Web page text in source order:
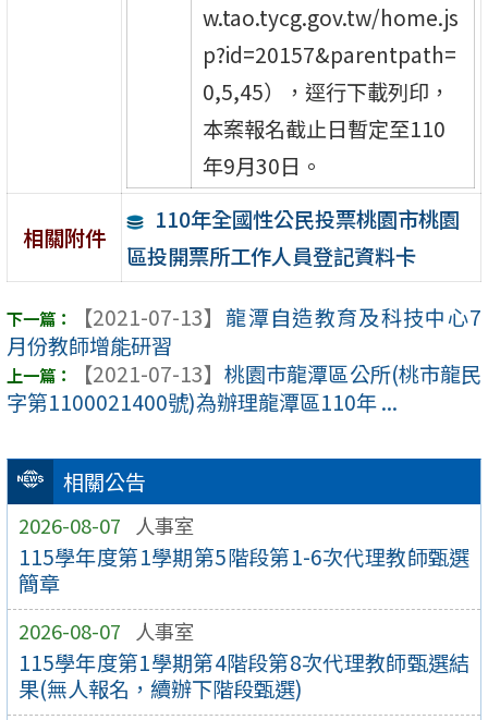
相關公告
2026-08-07 人事室
115學年度第1學期第5階段第1-6次代理教師甄選
簡章
2026-08-07 人事室
115學年度第1學期第4階段第8次代理教師甄選結
果(無人報名，續辦下階段甄選)
w.tao.tycg.gov.tw/home.js
p?id=20157&parentpath=
0,5,45），逕行下載列印，
本案報名截止日暫定至110
年9月30日。
相關附件
110年全國性公民投票桃園市桃園
區投開票所工作人員登記資料卡
【2021-07-13】 龍潭自造教育及科技中心7
月份教師增能研習
【2021-07-13】 桃園巿龍潭區公所(桃市龍民
字第1100021400號)為辦理龍潭區110年 ...